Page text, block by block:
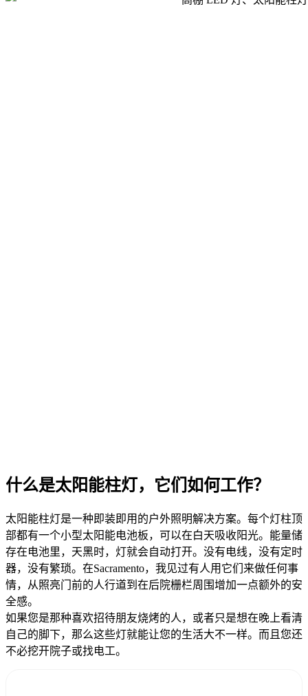
什么是太阳能柱灯，它们如何工作？
太阳能柱灯是一种即装即用的户外照明解决方案。每个灯柱顶
部都有一个小型太阳能电池板，可以在白天吸收阳光。能量储
存在电池里，天黑时，灯就会自动打开。没有电线，没有定时
器，没有繁琐。在Sacramento，我见过有人用它们来做任何事
情，从照亮门前的人行道到在后院栅栏周围增加一点额外的安
全感。
如果您是那种喜欢招待朋友烧烤的人，或者只是想在晚上看清
自己的脚下，那么这些灯就能让您的生活大不一样。而且您还
不必挖开院子或找电工。